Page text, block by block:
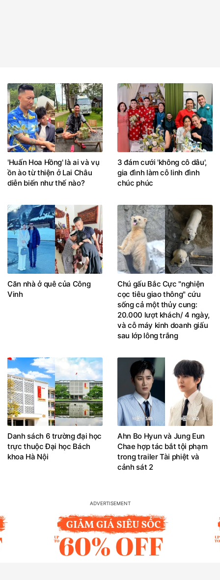
'Huấn Hoa Hồng' là ai và vụ
ồn ào từ thiện ở Lai Châu
diễn biến như thế nào?
3 đám cưới 'không cô dâu',
gia đình làm cỗ linh đình
chúc phúc
Căn nhà ở quê của Công
Vinh
Chú gấu Bắc Cực "nghiện
cọc tiêu giao thông" cứu
sống cả một thủy cung:
20.000 lượt khách/ 4 ngày,
và cỗ máy kinh doanh giấu
sau lớp lông trắng
Danh sách 6 trường đại học
trực thuộc Đại học Bách
khoa Hà Nội
Ahn Bo Hyun và Jung Eun
Chae hợp tác bắt tội phạm
trong trailer Tài phiệt và
cảnh sát 2